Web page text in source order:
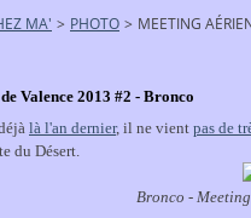
MA' > PHOTO > MEETING
Valence 2013 #2 - Bronco
là l'an dernier, il ne vient pas de
du Désert.
Bronco -